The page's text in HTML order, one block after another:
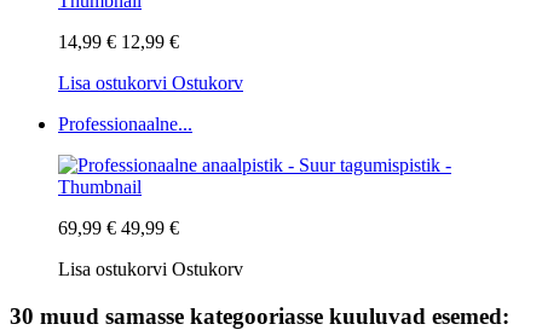
14,99 € 12,99 €
Lisa ostukorvi Ostukorv
Professionaalne...
69,99 € 49,99 €
Lisa ostukorvi Ostukorv
30 muud samasse kategooriasse kuuluvad esemed: